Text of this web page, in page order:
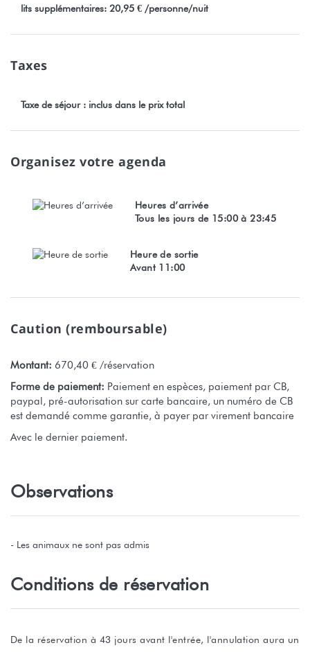
lits supplémentaires: 20,95 € /personne/nuit
Taxes
Taxe de séjour : inclus dans le prix total
Organisez votre agenda
Heures d’arrivée
Tous les jours de 15:00 à 23:45
Heure de sortie
Avant 11:00
Caution (remboursable)
Montant: 670,40 € /réservation
Forme de paiement: Paiement en espèces, paiement par CB,
paypal, pré-autorisation sur carte bancaire, un numéro de CB
est demandé comme garantie, à payer par virement bancaire
Avec le dernier paiement.
Observations
- Les animaux ne sont pas admis
Conditions de réservation
De la réservation à 43 jours avant l'entrée, l'annulation aura un